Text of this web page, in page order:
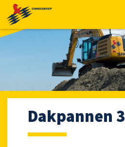
Dakpannen 3